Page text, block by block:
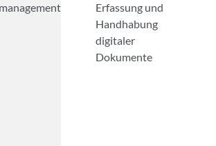
Erfassung und
Handhabung
digitaler
Dokumente